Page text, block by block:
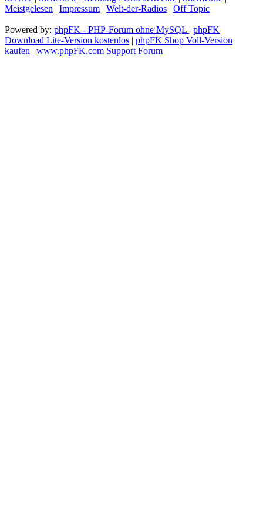
Meistgelesen | Impressum | Welt-der-Radios | Off Topic
Powered by: phpFK - PHP-Forum ohne MySQL | phpFK
Download Lite-Version kostenlos | phpFK Shop Voll-Version
kaufen | www.phpFK.com Support Forum